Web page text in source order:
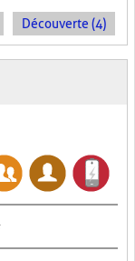
Découverte (4)